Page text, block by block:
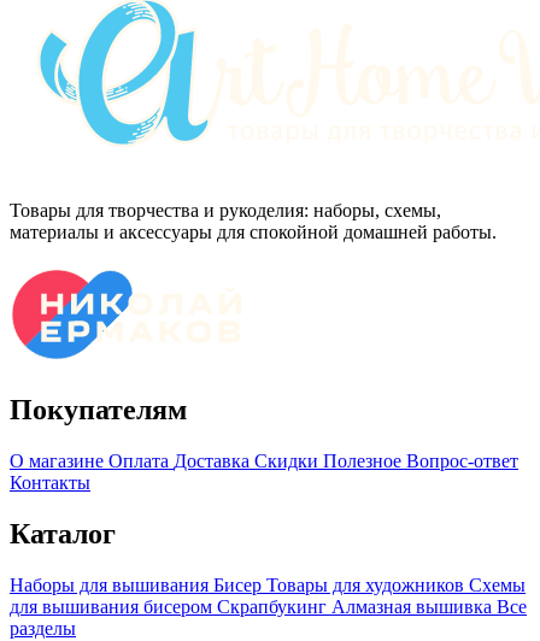
Товары для творчества и рукоделия: наборы, схемы,
материалы и аксессуары для спокойной домашней работы.
Покупателям
О магазине Оплата Доставка Скидки Полезное Вопрос-ответ
Контакты
Каталог
Наборы для вышивания Бисер Товары для художников Схемы
для вышивания бисером Скрапбукинг Алмазная вышивка Все
разделы